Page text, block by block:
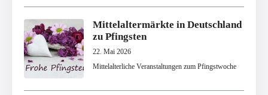
Mittelaltermärkte in Deutschland
zu Pfingsten
22. Mai 2026
Mittelalterliche Veranstaltungen zum Pfingstwoche